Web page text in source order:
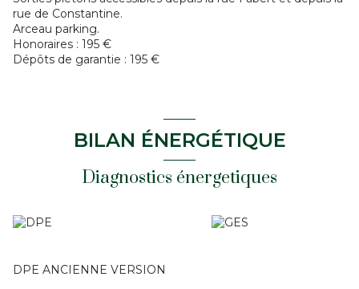
rue de Constantine.
Arceau parking.
Honoraires : 195 €
Dépôts de garantie : 195 €
BILAN ÉNERGÉTIQUE
Diagnostics énergetiques
DPE ANCIENNE VERSION